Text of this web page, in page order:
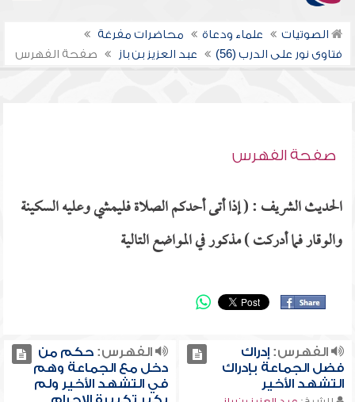
الصوتيات علماء ودعاة
محاضرات مفرغة
فتاوى نور على الدرب (56)
عبد العزيز بن باز صفحة الفهرس
صفحة الفهرس
الحديث الشريف : ( إذا أتى أحدكم الصلاة فليمشي وعليه السكينة
والوقار فما أدركت ) مذكور في المواضع التالية
الفهرس:إدراك
فضل الجماعة بإدراك
التشهد الأخير
الفهرس:حكم من
دخل مع الجماعة وهم
في التشهد الأخير ولم